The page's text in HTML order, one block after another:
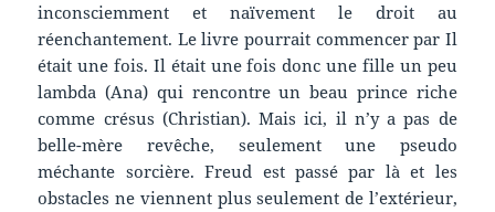
inconsciemment et naïvement le droit au
réenchantement. Le livre pourrait commencer par Il
était une fois. Il était une fois donc une fille un peu
lambda (Ana) qui rencontre un beau prince riche
comme crésus (Christian). Mais ici, il n’y a pas de
belle-mère revêche, seulement une pseudo
méchante sorcière. Freud est passé par là et les
obstacles ne viennent plus seulement de l’extérieur,